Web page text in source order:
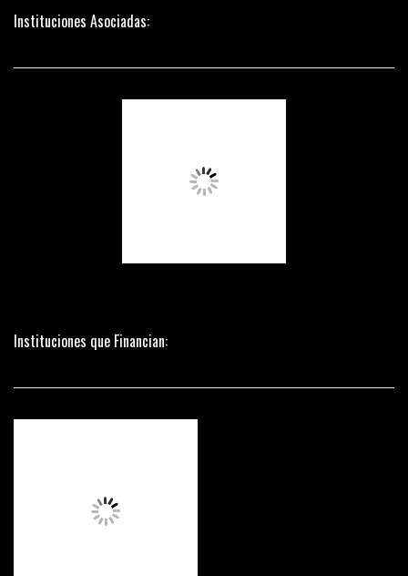
Instituciones Asociadas:
Instituciones que Financian: